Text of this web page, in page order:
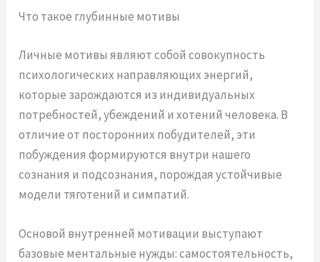
Что такое глубинные мотивы
Личные мотивы являют собой совокупность
психологических направляющих энергий,
которые зарождаются из индивидуальных
потребностей, убеждений и хотений человека. В
отличие от посторонних побудителей, эти
побуждения формируются внутри нашего
сознания и подсознания, порождая устойчивые
модели тяготений и симпатий.
Основой внутренней мотивации выступают
базовые ментальные нужды: самостоятельность,